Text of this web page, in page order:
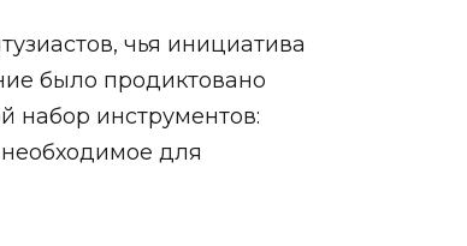
чья инициатива
было продиктовано
набор инструментов:
для